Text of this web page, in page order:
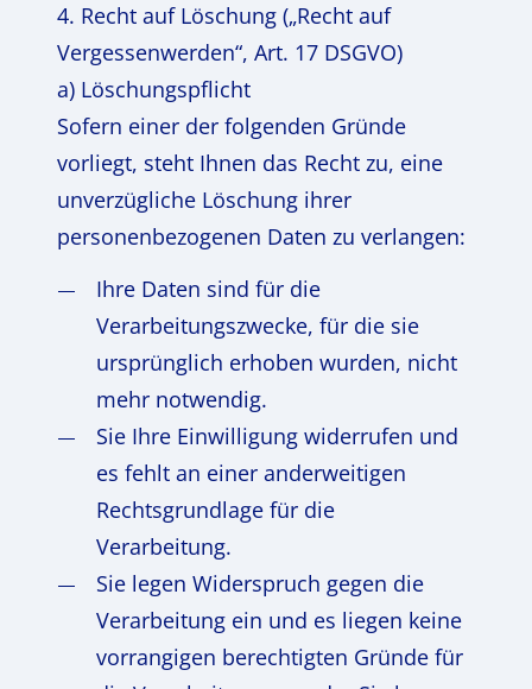
4. Recht auf Löschung („Recht auf
Vergessenwerden“, Art. 17 DSGVO)
a) Löschungspflicht
Sofern einer der folgenden Gründe
vorliegt, steht Ihnen das Recht zu, eine
unverzügliche Löschung ihrer
personenbezogenen Daten zu verlangen:
Ihre Daten sind für die
Verarbeitungszwecke, für die sie
ursprünglich erhoben wurden, nicht
mehr notwendig.
Sie Ihre Einwilligung widerrufen und
es fehlt an einer anderweitigen
Rechtsgrundlage für die
Verarbeitung.
Sie legen Widerspruch gegen die
Verarbeitung ein und es liegen keine
vorrangigen berechtigten Gründe für